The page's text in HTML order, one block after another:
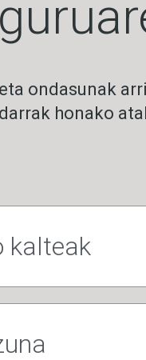
ondasunak
honako
kalteak